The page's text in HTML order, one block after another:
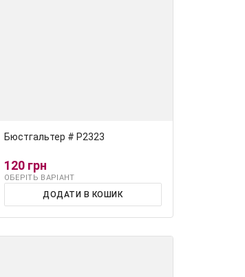
Бюстгальтер # Р2323
120 грн
ОБЕРІТЬ ВАРІАНТ
ДОДАТИ В КОШИК